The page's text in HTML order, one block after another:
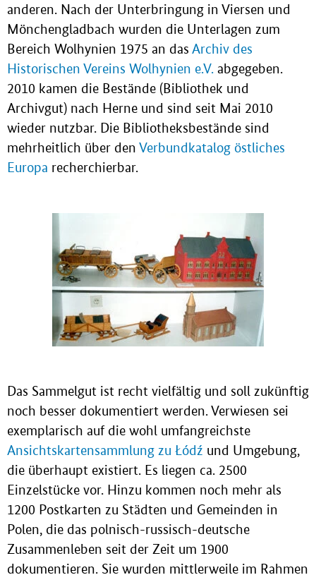
anderen. Nach der Unterbringung in Viersen und
Mönchengladbach wurden die Unterlagen zum
Bereich Wolhynien 1975 an das Archiv des
Historischen Vereins Wolhynien e.V. abgegeben.
2010 kamen die Bestände (Bibliothek und
Archivgut) nach Herne und sind seit Mai 2010
wieder nutzbar. Die Bibliotheksbestände sind
mehrheitlich über den Verbundkatalog östliches
Europa recherchierbar.
Das Sammelgut ist recht vielfältig und soll zukünftig
noch besser dokumentiert werden. Verwiesen sei
exemplarisch auf die wohl umfangreichste
Ansichtskartensammlung zu Łódź und Umgebung,
die überhaupt existiert. Es liegen ca. 2500
Einzelstücke vor. Hinzu kommen noch mehr als
1200 Postkarten zu Städten und Gemeinden in
Polen, die das polnisch-russisch-deutsche
Zusammenleben seit der Zeit um 1900
dokumentieren. Sie wurden mittlerweile im Rahmen